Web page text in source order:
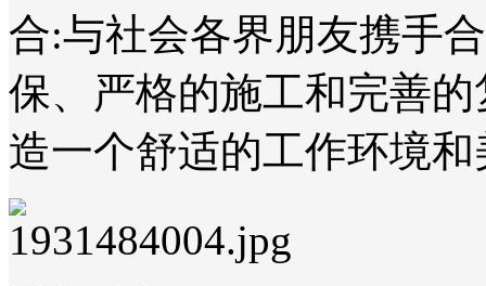
合:与社会各界朋友携手
保、严格的施工和完善
造一个舒适的工作环境